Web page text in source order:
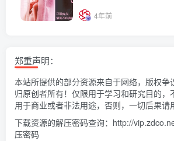
4年前
郑重声明：
本站所提供的部分资源来自于网络，版权争
归原创者所有！仅限用于学习和研究目的，
用于商业或者非法用途，否则，一切后果请
下载资源的解压密码查询： http://
压密码